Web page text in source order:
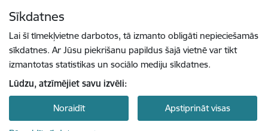
Sīkdatnes
Lai šī tīmekļvietne darbotos, tā izmanto obligāti nepieciešamās
sīkdatnes. Ar Jūsu piekrišanu papildus šajā vietnē var tikt
izmantotas statistikas un sociālo mediju sīkdatnes.
Lūdzu, atzīmējiet savu izvēli:
Noraidīt Apstiprināt visas